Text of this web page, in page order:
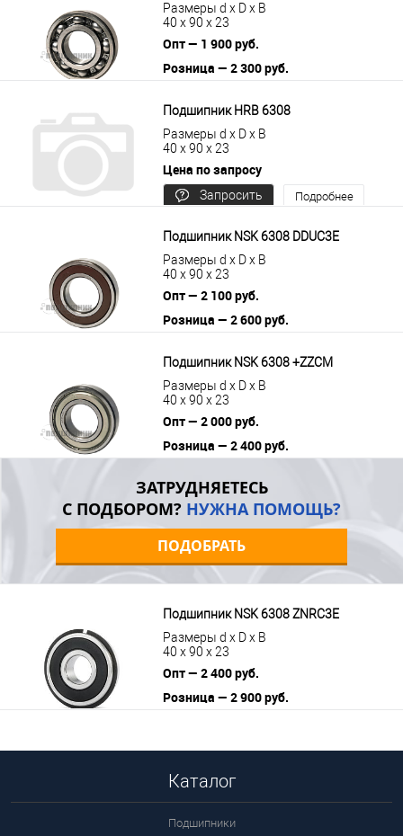
Размеры d x D x B
40 x 90 x 23
Опт — 1 900 руб.
Розница — 2 300 руб.
Подшипник HRB 6308
Размеры d x D x B
40 x 90 x 23
Цена по запросу
Запросить
Подробнее
Подшипник NSK 6308 DDUC3E
Размеры d x D x B
40 x 90 x 23
Опт — 2 100 руб.
Розница — 2 600 руб.
Подшипник NSK 6308 +ZZCM
Размеры d x D x B
40 x 90 x 23
Опт — 2 000 руб.
Розница — 2 400 руб.
ЗАТРУДНЯЕТЕСЬ
С ПОДБОРОМ? НУЖНА ПОМОЩЬ?
ПОДОБРАТЬ
Подшипник NSK 6308 ZNRC3E
Размеры d x D x B
40 x 90 x 23
Опт — 2 400 руб.
Розница — 2 900 руб.
Каталог
Подшипники